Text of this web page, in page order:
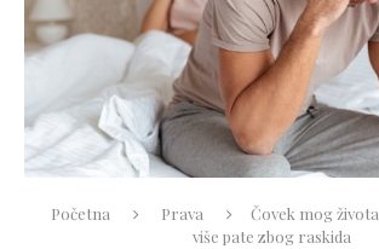
Početna Prava Čovek mog života
više pate zbog raskida